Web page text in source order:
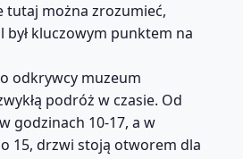
tutaj można zrozumieć,
był kluczowym punktem na
odkrywcy muzeum
podróż w czasie. Od
godzinach 10-17, a w
15, drzwi stoją otworem dla